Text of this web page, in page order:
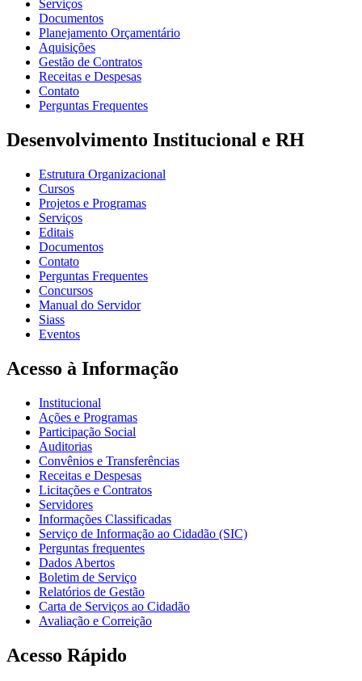
Serviços
Documentos
Planejamento Orçamentário
Aquisições
Gestão de Contratos
Receitas e Despesas
Contato
Perguntas Frequentes
Desenvolvimento Institucional e RH
Estrutura Organizacional
Cursos
Projetos e Programas
Serviços
Editais
Documentos
Contato
Perguntas Frequentes
Concursos
Manual do Servidor
Siass
Eventos
Acesso à Informação
Institucional
Ações e Programas
Participação Social
Auditorias
Convênios e Transferências
Receitas e Despesas
Licitações e Contratos
Servidores
Informações Classificadas
Serviço de Informação ao Cidadão (SIC)
Perguntas frequentes
Dados Abertos
Boletim de Serviço
Relatórios de Gestão
Carta de Serviços ao Cidadão
Avaliação e Correição
Acesso Rápido